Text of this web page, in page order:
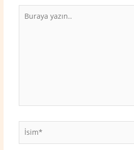
yazın..
İsim*